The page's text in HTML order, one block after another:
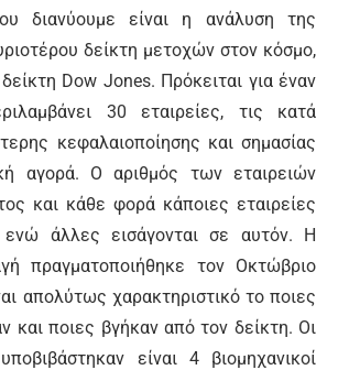
διανύουμε είναι η ανάλυση της
δείκτη μετοχών στον κόσμο,
Dow Jones. Πρόκειται για έναν
30 εταιρείες, τις κατά
κεφαλαιοποίησης και σημασίας
αγορά. Ο αριθμός των εταιρειών
και κάθε φορά κάποιες εταιρείες
ενώ άλλες εισάγονται σε αυτόν. Η
πραγματοποιήθηκε τον Οκτώβριο
απολύτως χαρακτηριστικό το ποιες
και ποιες βγήκαν από τον δείκτη. Οι
είναι 4 βιομηχανικοί